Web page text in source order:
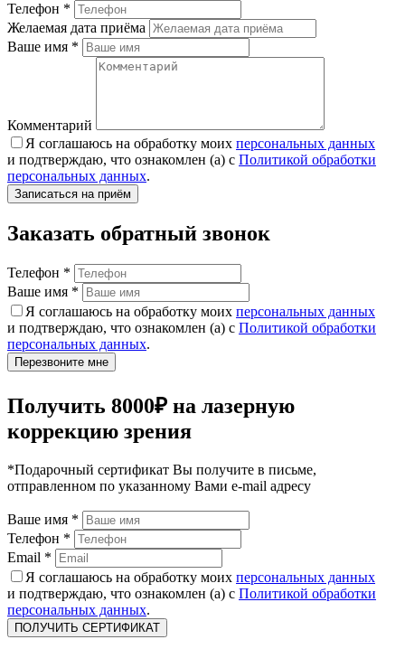
Телефон *
Желаемая дата приёма
Ваше имя *
Комментарий
Я соглашаюсь на обработку моих персональных данных
и подтверждаю, что ознакомлен (а) с Политикой обработки
персональных данных.
Заказать обратный звонок
Телефон *
Ваше имя *
Я соглашаюсь на обработку моих персональных данных
и подтверждаю, что ознакомлен (а) с Политикой обработки
персональных данных.
Получить 8000₽ на лазерную
коррекцию зрения
*Подарочный сертификат Вы получите в письме,
отправленном по указанному Вами e-mail адресу
Ваше имя *
Телефон *
Email *
Я соглашаюсь на обработку моих персональных данных
и подтверждаю, что ознакомлен (а) с Политикой обработки
персональных данных.